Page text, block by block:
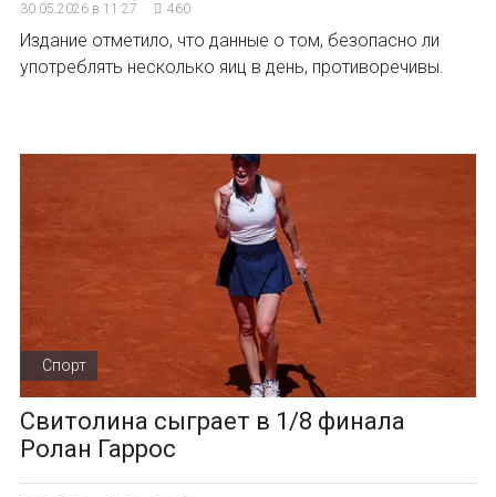
30.05.2026 в 11:27 460
Издание отметило, что данные о том, безопасно ли
употреблять несколько яиц в день, противоречивы.
Спорт
Свитолина сыграет в 1/8 финала
Ролан Гаррос